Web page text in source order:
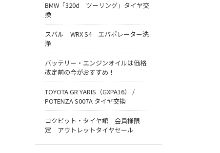
BMW「320d ツーリング」タイヤ交
換
スバル WRX S4 エバポレーター洗
浄
バッテリー・エンジンオイルは価格
改定前の今がおすすめ！
TOYOTA GR YARIS（GXPA16） /
POTENZA S007A タイヤ交換
コクピット・タイヤ館 会員様限
定 アウトレットタイヤセール